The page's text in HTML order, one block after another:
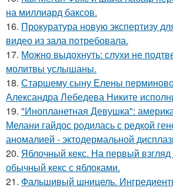
на миллиард баксов.
16. Прокуратура новую экспертизу
видео из зала потребовала.
17. Можно выдохнуть: слухи не
молитвы услышаны.
18. Старшему сыну Елены
Александра Лебедева Никите
19. "Инопланетная Девушка":
Мелани гайдос родилась с редкой
аномалией - эктодермальной
20. Яблочный кекс. На первый
обычный кекс с яблоками.
21. Фальшивый шницель.